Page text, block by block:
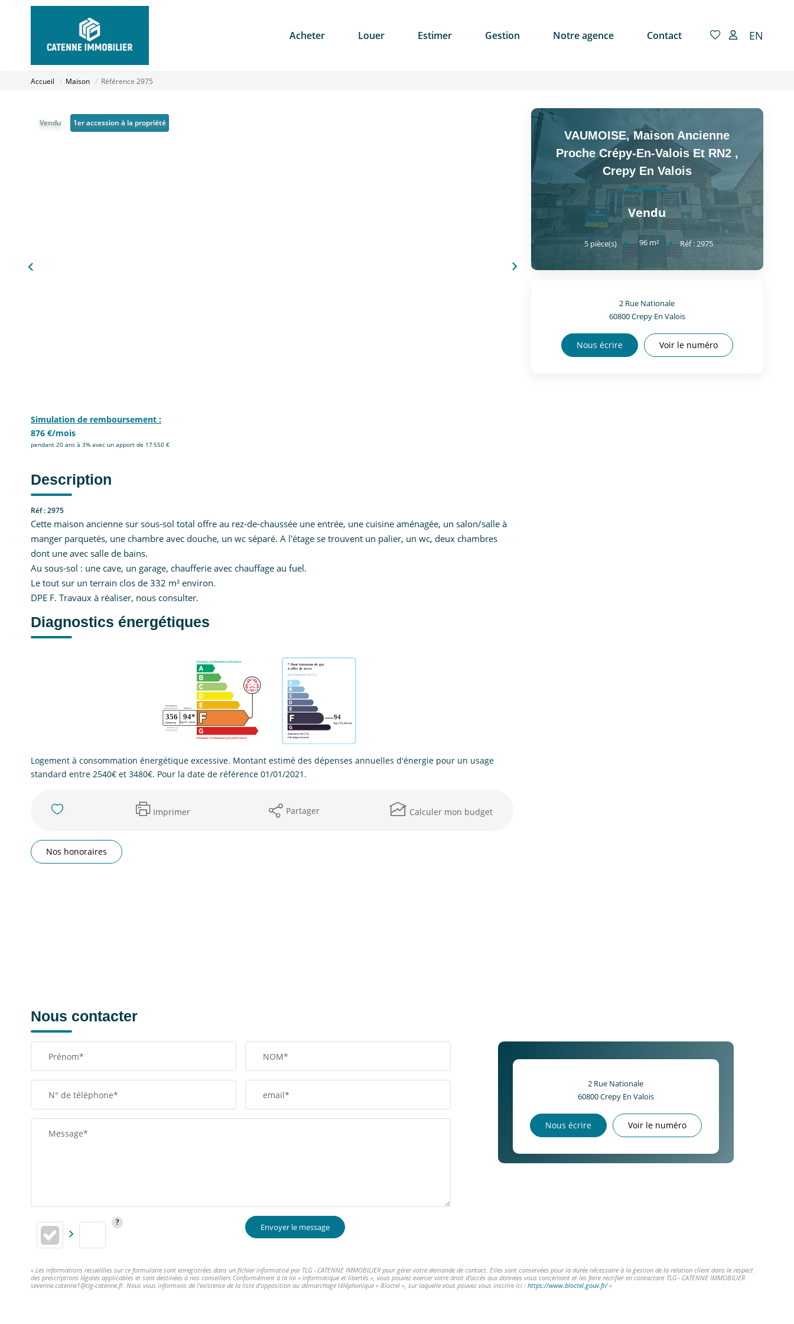
Acheter Louer Estimer Gestion Notre agence Contact EN
Accueil Maison Référence 2975
Vendu 1er accession à la propriété
Simulation de remboursement :
876 €/mois
pendant 20 ans à 3% avec un apport de 17 550 €
Description
Réf : 2975
Cette maison ancienne sur sous-sol total offre au rez-de-chaussée une entrée, une cuisine aménagée, un salon/salle à
manger parquetés, une chambre avec douche, un wc séparé. A l'étage se trouvent un palier, un wc, deux chambres
dont une avec salle de bains.
Au sous-sol : une cave, un garage, chaufferie avec chauffage au fuel.
Le tout sur un terrain clos de 332 m² environ.
DPE F. Travaux à réaliser, nous consulter.
Diagnostics énergétiques
Logement à consommation énergétique excessive. Montant estimé des dépenses annuelles d'énergie pour un usage
standard entre 2540€ et 3480€. Pour la date de référence 01/01/2021.
Imprimer Partager Calculer mon budget
Nos honoraires
VAUMOISE, Maison Ancienne
Proche Crépy-En-Valois Et RN2 ,
Crepy En Valois
Vendu
5 pièce(s) 96 m² Réf :2975
2 Rue Nationale
60800Crepy En Valois
Nous écrire Voir le numéro
Nous contacter
Prénom* NOM*
N° de téléphone* email*
Message*
Envoyer le message
2 Rue Nationale
60800Crepy En Valois
Nous écrire Voir le numéro
« Les informations recueillies sur ce formulaire sont enregistrées dans un fichier informatisé par TLG - CATENNE IMMOBILIER pour gérer votre demande de contact. Elles sont conservées pour la durée nécessaire à la gestion de la relation client dans le respect
des prescriptions légales applicables et sont destinées à nos conseillers Conformément à la loi « informatique et libertés », vous pouvez exercer votre droit d'accès aux données vous concernant et les faire rectifier en contactant TLG - CATENNE IMMOBILIER
severine.catenne1@tlg-catenne.fr. Nous vous informons de l'existence de la liste d'opposition au démarchage téléphonique « Bloctel », sur laquelle vous pouvez vous inscrire ici : https://www.bloctel.gouv.fr/»